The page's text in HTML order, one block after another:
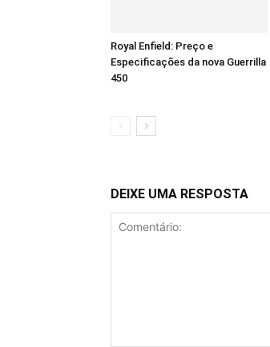
Royal Enfield: Preço e
Especificações da nova Guerrilla
450
DEIXE UMA RESPOSTA